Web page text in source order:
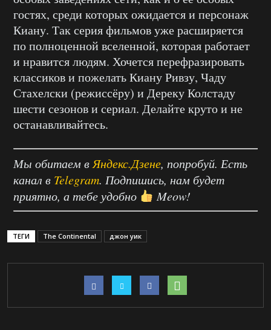
гостях, среди которых ожидается и персонаж
Киану. Так серия фильмов уже расширяется
по полноценной вселенной, которая работает
и нравится людям. Хочется перефразировать
классиков и пожелать Киану Ривзу, Чаду
Стахелски (режиссёру) и Дереку Колстаду
шести сезонов и сериал. Делайте круто и не
останавливайтесь.
Мы обитаем в Яндекс.Дзене, попробуй. Есть
канал в Telegram. Подпишись, нам будет
приятно, а тебе удобно
Meow!
ТЕГИ The Continental джон уик